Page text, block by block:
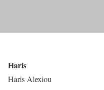
Haris
Haris Alexiou